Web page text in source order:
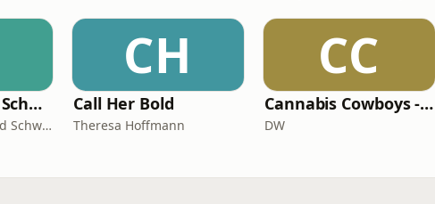
Sag bloß! - Der Schwäbische Alb Podcast
Magazin Alblust und Schwäbische Alb Tourismus
CH
Call Her Bold
Theresa Hoffmann
CC
Cannabis Cowboys - Die JuicyFields-Saga
DW